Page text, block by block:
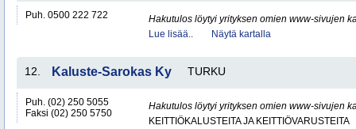
Puh. 0500 222 722
Hakutulos löytyi yrityksen omien www-sivujen
Lue lisää..
Näytä kartalla
12. Kaluste-Sarokas Ky TURKU
Puh. (02) 250 5055
Faksi (02) 250 5750
Hakutulos löytyi yrityksen omien www-sivujen
KEITTIÖKALUSTEITA JA KEITTIÖVARUSTEITA